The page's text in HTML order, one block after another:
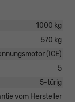
1000 kg
570 kg
(ICE)
5
5-türig
vom Hersteller